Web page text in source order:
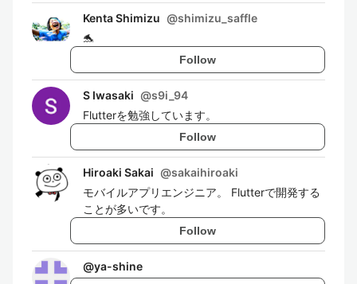
Kenta Shimizu @shimizu_saffle
🐬
Follow
S Iwasaki @s9i_94
Flutterを勉強しています。
Follow
Hiroaki Sakai @sakaihiroaki
モバイルアプリエンジニア。 Flutterで開発する
ことが多いです。
Follow
@ya-shine